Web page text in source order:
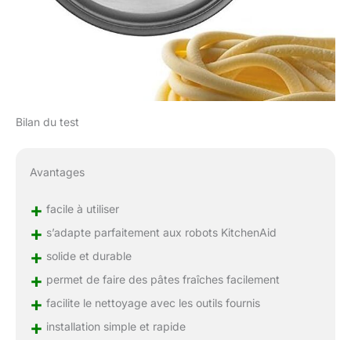
Bilan du test
Avantages
+ facile à utiliser
+ s’adapte parfaitement aux robots KitchenAid
+ solide et durable
+ permet de faire des pâtes fraîches facilement
+ facilite le nettoyage avec les outils fournis
+ installation simple et rapide